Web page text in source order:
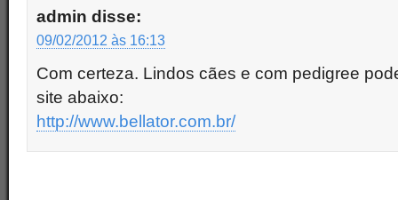
admin disse:
09/02/2012 às 16:13
Com certeza. Lindos cães e com pedigree
site abaixo:
http://www.bellator.com.br/